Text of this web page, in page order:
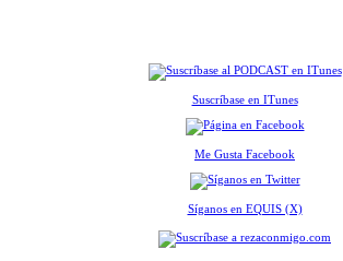
Suscríbase en ITunes
Me Gusta Facebook
Síganos en EQUIS (X)